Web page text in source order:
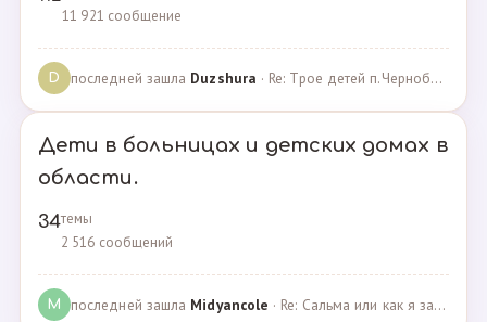
11 921 сообщение
D последней зашла Duzshura · Re: Трое детей п.Черноборский Чесменский район. · 27.06.2024
Дети в больницах и детских домах в
области.
34темы
2 516 сообщений
M последней зашла Midyancole · Re: Сальма или как я захотела помочь взросым сиротам · 16.12.2019